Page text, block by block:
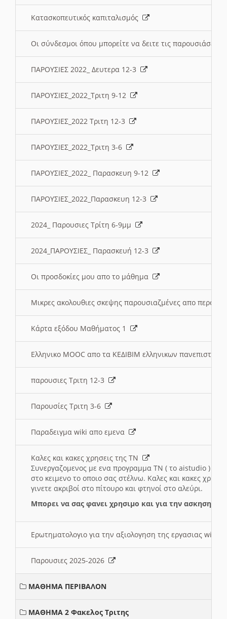
Κατασκοπευτικός καπιταλισμός
Οι σύνδεσμοι όπου μπορείτε να δειτε τις παρουσιάσεις
ΠΑΡΟΥΣΙΕΣ 2022_ Δευτερα 12-3
ΠΑΡΟΥΣΙΕΣ_2022_Τριτη 9-12
ΠΑΡΟΥΣΙΕΣ_2022 Τριτη 12-3
ΠΑΡΟΥΣΙΕΣ_2022_Τριτη 3-6
ΠΑΡΟΥΣΙΕΣ_2022_ Παρασκευη 9-12
ΠΑΡΟΥΣΙΕΣ_2022_Παρασκευη 12-3
2024_ Παρουσιες Τρίτη 6-9μμ
2024_ΠΑΡΟΥΣΙΕΣ_ Παρασκευή 12-3
Οι προσδοκίες μου απο το μάθημα
Μικρες ακολουθιες σκεψης παρουσιαζμένες απο
Κάρτα εξόδου Μαθήματος 1
Ελληνικο MOOC απο τα ΚΕΔΙΒΙΜ ελληνικων
παρουσιες Τριτη 12-3
Παρουσίες Τριτη 3-6
Παραδειγμα wiki απο εμενα
Καλες και κακες χρησεις της ΤΝ
Συνεργαζομενος με ενα προγραμμα ΤΝ ( το aistudio ) και
στο κειμενο το οποιο σας στέλνω. Καλες και κακες
γινετε ακριβοί στο πίτουρο και φτηνοί στο αλεύρι.
Μπορει να σας φανει χρησιμο και για την ασκηση
Ερωτηματολογιο για την αξιολογηση της εργασιας wiki
Παρουσιες 2025-2026
ΜΑΘΗΜΑ ΠΕΡΙΒΑΛΟΝ
ΜΑΘΗΜΑ 2 Φακελος Τριτης